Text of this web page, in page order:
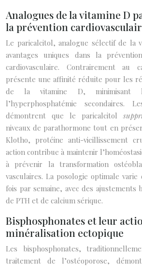
Analogues de la vitamine D
la prévention
Le paricalcitol, analogue sélectif de la
avantages uniques dans la
cardiovasculaire. Contrairement au
présente une affinité réduite pour les
de la vitamine D, minimisant
l’hyperphosphatémie secondaires.
démontrent que le paricalcitol
niveaux de parathormone tout en
Klotho, protéine anti-vieillissement
action contribue à maintenir
à prévenir la transformation
vasculaires. La posologie optimale
fois par semaine, avec des ajustements
de PTH et de calcium sérique.
Bisphosphonates et leur
minéralisation ectopique
Les bisphosphonates,
traitement de l’ostéoporose,